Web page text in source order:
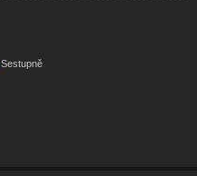
Sestupně